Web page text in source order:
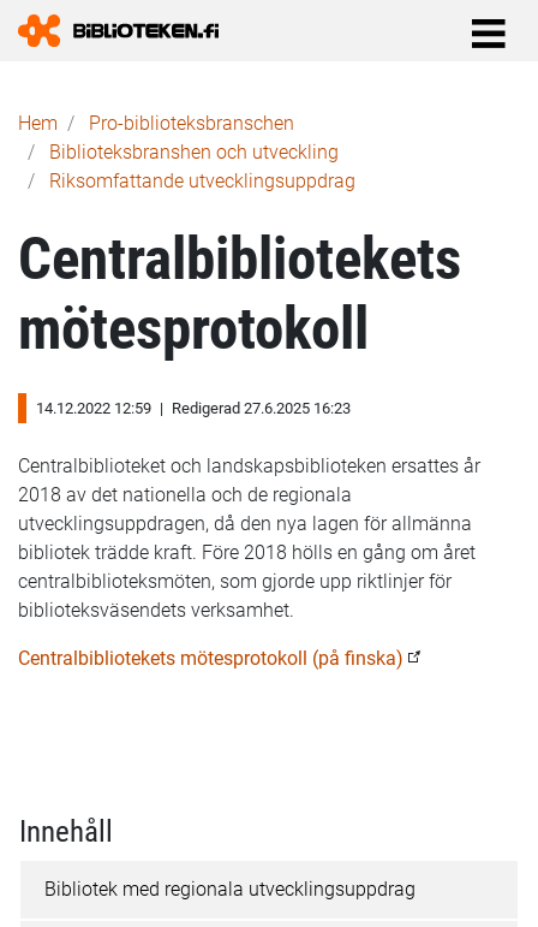
Länkstig
Hem
Pro-biblioteks­branschen
Biblioteksbranshen och utveckling
Riksomfattande utvecklingsuppdrag
Centralbibliotekets
mötesprotokoll
14.12.2022 12:59 | Redigerad 27.6.2025 16:23
Centralbiblioteket och landskapsbiblioteken ersattes år
2018 av det nationella och de regionala
utvecklingsuppdragen, då den nya lagen för allmänna
bibliotek trädde kraft. Före 2018 hölls en gång om året
centralbiblioteksmöten, som gjorde upp riktlinjer för
biblioteksväsendets verksamhet.
Centralbibliotekets mötesprotokoll (på finska)
Innehåll
Bibliotek med regionala utvecklingsuppdrag